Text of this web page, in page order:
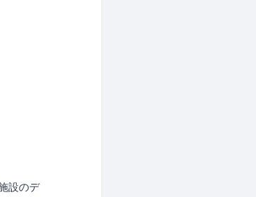
設のデ